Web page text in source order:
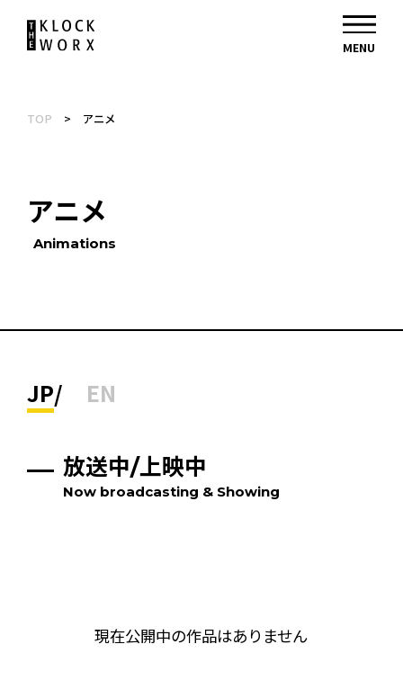
TOP > アニメ
アニメ
Animations
JP EN
放送中/上映中
Now broadcasting & Showing
現在公開中の作品はありません